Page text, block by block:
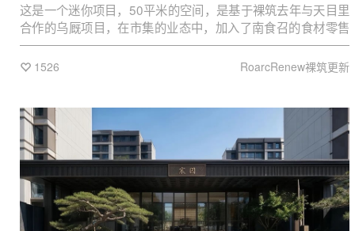
这是一个迷你项目，50平米的空间，是基于裸筑去年与天目里
合作的乌厩项目，在市集的业态中，加入了南食召的食材零售
业态popup。
1526 RoarcRenew裸筑更新